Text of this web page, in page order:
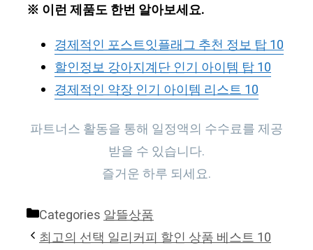
※ 이런 제품도 한번 알아보세요.
경제적인 포스트잇플래그 추천 정보 탑 10
할인정보 강아지계단 인기 아이템 탑 10
경제적인 약장 인기 아이템 리스트 10
파트너스 활동을 통해 일정액의 수수료를 제공
받을 수 있습니다.
즐거운 하루 되세요.
Categories알뜰상품
최고의 선택 일리커피 할인 상품 베스트 10